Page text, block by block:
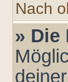
Nach
» Die